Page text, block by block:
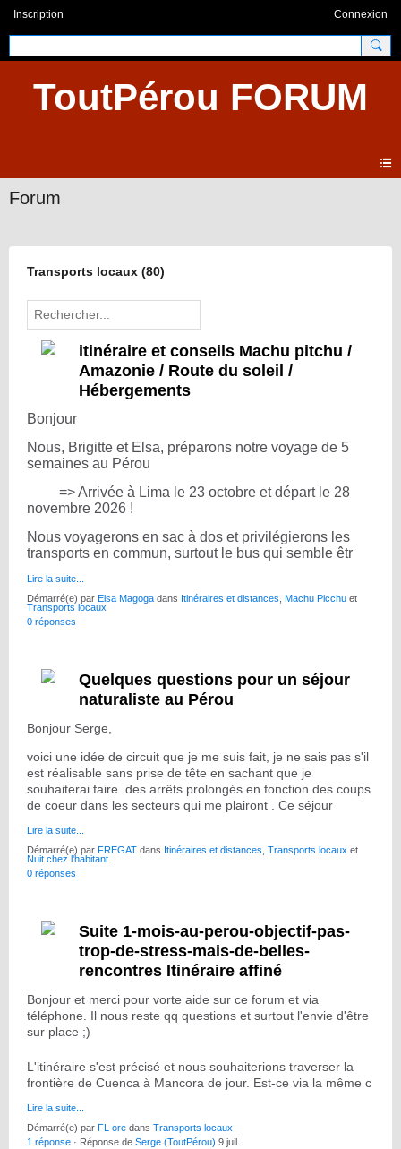
Inscription Connexion
ToutPérou FORUM
Forum
Transports locaux (80)
itinéraire et conseils Machu pitchu /
Amazonie / Route du soleil /
Hébergements
Bonjour
Nous, Brigitte et Elsa, préparons notre voyage de 5
semaines au Pérou
=> Arrivée à Lima le 23 octobre et départ le 28
novembre 2026 !
Nous voyagerons en sac à dos et privilégierons les
transports en commun, surtout le bus qui semble êtr
Lire la suite...
Démarré(e) par Elsa Magoga dans Itinéraires et distances Machu Picchu et
Transports locaux
0 réponses
Quelques questions pour un séjour
naturaliste au Pérou
Bonjour Serge,
voici une idée de circuit que je me suis fait, je ne sais pas s'il
est réalisable sans prise de tête en sachant que je
souhaiterai faire des arrêts prolongés en fonction des coups
de coeur dans les secteurs qui me plairont . Ce séjour
Lire la suite...
Démarré(e) par FREGAT dans Itinéraires et distances Transports locaux et
Nuit chez l'habitant
0 réponses
Suite 1-mois-au-perou-objectif-pas-
trop-de-stress-mais-de-belles-
rencontres Itinéraire affiné
Bonjour et merci pour vorte aide sur ce forum et via
téléphone. Il nous reste qq questions et surtout l'envie d'être
sur place ;)
L'itinéraire s'est précisé et nous souhaiterions traverser la
frontière de Cuenca à Mancora de jour. Est-ce via la même c
Lire la suite...
Démarré(e) par FL ore dans Transports locaux
1 réponse · Réponse de Serge (ToutPérou) 9 juil.